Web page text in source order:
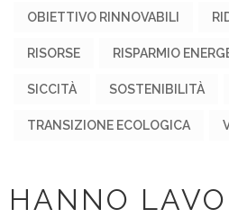
OBIETTIVO RINNOVABILI
RISORSE RISPARMIO
SICCITÀ SOSTENIBILITÀ
TRANSIZIONE ECOLOGICA
HANNO